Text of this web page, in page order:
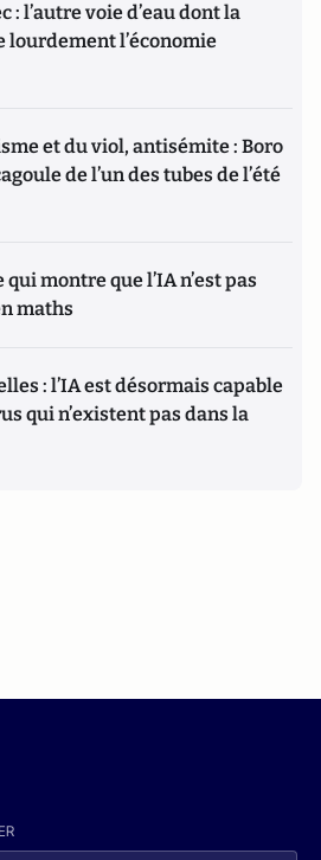
: l’autre voie d’eau dont la
l’économie
et du viol, antisémite : Boro
de l’un des tubes de l’été
montre que l’IA n’est pas
maths
: l’IA est désormais capable
qui n’existent pas dans la